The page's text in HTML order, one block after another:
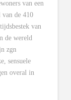
van een
van de 410
van
de wereld
zgn
sensuele
overal in